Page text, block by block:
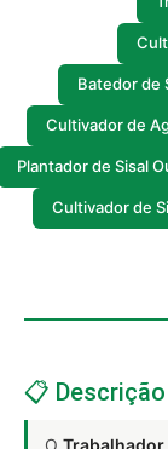
Batedor de
Cultivador de
Plantador de Sisal
Cultivador de
📋
O Trabalhador